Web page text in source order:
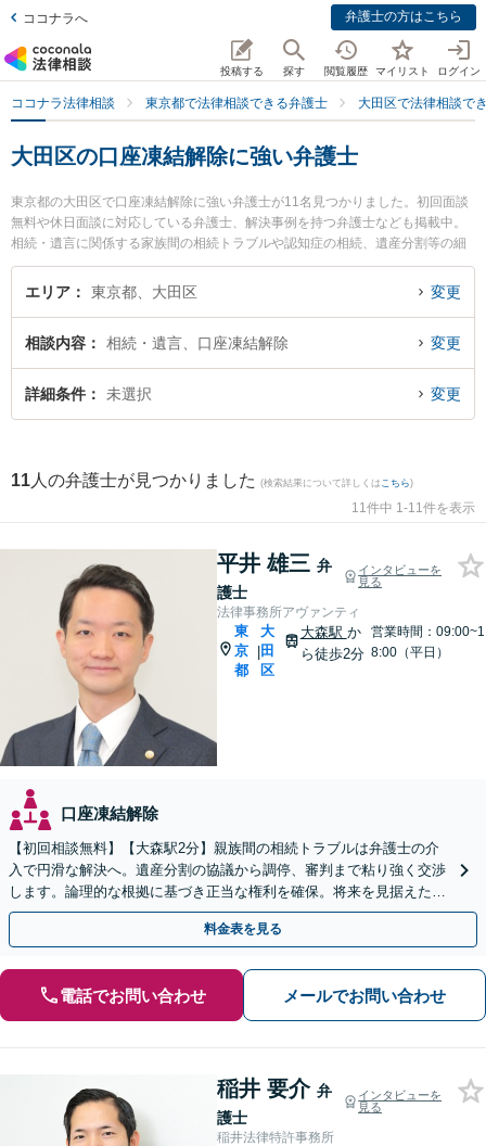
ココナラへ 弁護士の方はこちら
投稿する 探す 閲覧履歴 マイリスト ログイン
ココナラ法律相談 東京都で法律相談できる弁護士 大田区で法律相談で
大田区の口座凍結解除に強い弁護士
東京都の大田区で口座凍結解除に強い弁護士が11名見つかりました。初回面談
無料や休日面談に対応している弁護士、解決事例を持つ弁護士なども掲載中。
相続・遺言に関係する家族間の相続トラブルや認知症の相続、遺産分割等の細
かな分野での絞り込み検索もでき便利です。特に法律事務所アヴァンティの平
井 雄三弁護士や稲井法律特許事務所の稲井 要介弁護士、京浜蒲田法律事務所の
士に相談したい』『口座凍結解除のトラブル解決の実績豊富な近くの弁護士を
検索したい』『初回相談無料で口座凍結解除を法律相談できる大田区内の弁護
士に相談予約したい』などでお困りの相談者さんにおすすめです。
エリア 東京都、大田区 変更
相談内容 相続・遺言、口座凍結解除 変更
詳細条件 未選択 変更
11 人の弁護士が見つかりました (検索結果について詳しくは こちら)
11件中 1-11件を表示
平井 雄三 弁
護士
インタビューを
見る
法律事務所アヴァンティ
東
京
都
|
大
田
区
大森駅 か
ら徒歩2分
営業時間：09:00~1
8:00（平日）
口座凍結解除
【初回相談無料】【大森駅2分】親族間の相続トラブルは弁護士の介
入で円滑な解決へ。遺産分割の協議から調停、審判まで粘り強く交渉
します。論理的な根拠に基づき正当な権利を確保。将来を見据えた最
善案を提示します。【夜間や休日相談も対応可能】
料金表を見る
電話でお問い合わせ メールでお問い合わせ
稲井 要介 弁
護士
インタビューを
見る
稲井法律特許事務所